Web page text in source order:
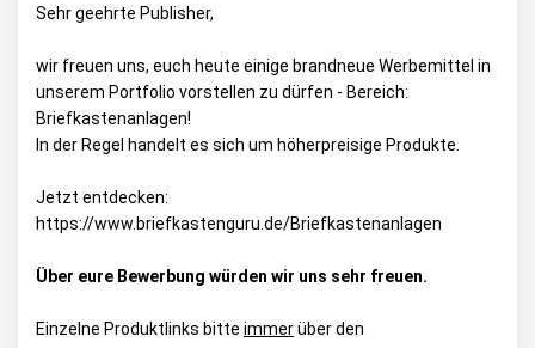
Sehr geehrte Publisher,
wir freuen uns, euch heute einige brandneue Werbemittel in
unserem Portfolio vorstellen zu dürfen - Bereich:
Briefkastenanlagen!
In der Regel handelt es sich um höherpreisige Produkte.
Jetzt entdecken:
https://www.briefkastenguru.de/Briefkastenanlagen
Über eure Bewerbung würden wir uns sehr freuen.
Einzelne Produktlinks bitte immerüber den